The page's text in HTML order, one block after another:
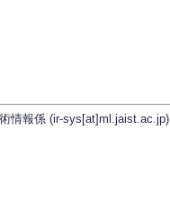
情報係 (ir-sys[at]ml.jaist.ac.jp)